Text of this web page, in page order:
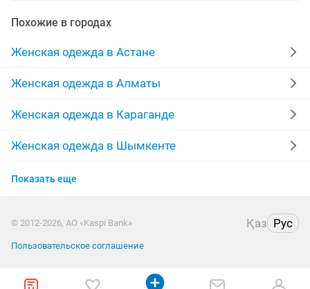
куртки женские пальто женские
меховые жилетки халаты
брюки женская зимние пуховики
одежда дубленки женские
юбка пиджаки
Похожие в городах
Женская одежда в Астане
Женская одежда в Алматы
Женская одежда в Караганде
Женская одежда в Шымкенте
Женская одежда в Усть-Каменогорске
Женская одежда в Актау
Женская одежда в Костанае
Показать еще
© 2012-2026, АО «Kaspi Bank» Қаз Рус
Пользовательское соглашение